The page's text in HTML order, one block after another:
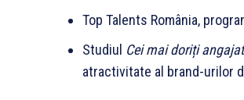
Top Talents România,
Studiul Cei mai doriți
atractivitate al brand-urilor